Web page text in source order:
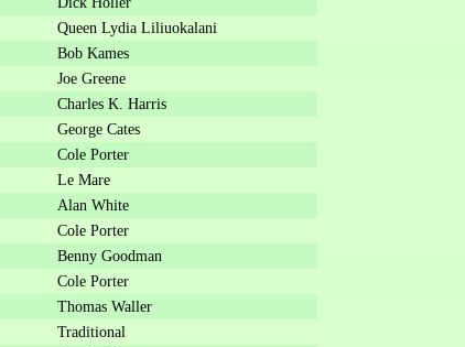
Queen Lydia Liliuokalani
Bob Kames
Joe Greene
Charles K. Harris
George Cates
Cole Porter
Le Mare
Alan White
Cole Porter
Benny Goodman
Cole Porter
Thomas Waller
Traditional